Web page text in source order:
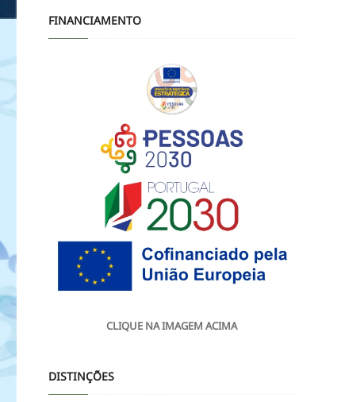
FINANCIAMENTO
CLIQUE NA IMAGEM ACIMA
DISTINÇÕES